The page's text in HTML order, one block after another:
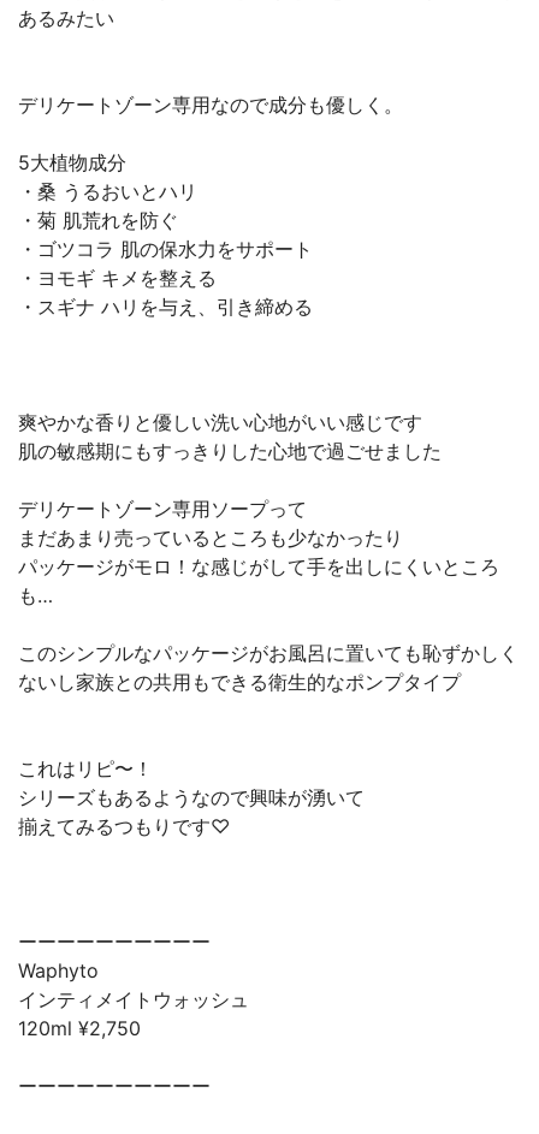
あるみたい
デリケートゾーン専用なので成分も優しく。
5大植物成分
・桑 うるおいとハリ
・菊 肌荒れを防ぐ
・ゴツコラ 肌の保水力をサポート
・ヨモギ キメを整える
・スギナ ハリを与え、引き締める
爽やかな香りと優しい洗い心地がいい感じです
肌の敏感期にもすっきりした心地で過ごせました
デリケートゾーン専用ソープって
まだあまり売っているところも少なかったり
パッケージがモロ！な感じがして手を出しにくいところ
も…
このシンプルなパッケージがお風呂に置いても恥ずかしく
ないし家族との共用もできる衛生的なポンプタイプ
これはリピ〜！
シリーズもあるようなので興味が湧いて
揃えてみるつもりです♡
ーーーーーーーーーー
Waphyto
インティメイトウォッシュ
120ml ¥2,750
ーーーーーーーーーー